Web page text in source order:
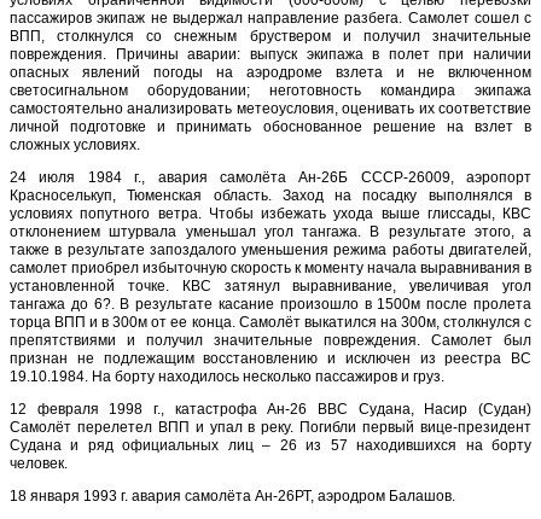
пассажиров экипаж не выдержал направление разбега. Самолет сошел с
ВПП, столкнулся со снежным бруствером и получил значительные
повреждения. Причины аварии: выпуск экипажа в полет при наличии
опасных явлений погоды на аэродроме взлета и не включенном
светосигнальном оборудовании; неготовность командира экипажа
самостоятельно анализировать метеоусловия, оценивать их соответствие
личной подготовке и принимать обоснованное решение на взлет в
сложных условиях.
24 июля 1984 г., авария самолёта Ан-26Б СССР-26009, аэропорт
Красноселькуп, Тюменская область. Заход на посадку выполнялся в
условиях попутного ветра. Чтобы избежать ухода выше глиссады, КВС
отклонением штурвала уменьшал угол тангажа. В результате этого, а
также в результате запоздалого уменьшения режима работы двигателей,
самолет приобрел избыточную скорость к моменту начала выравнивания в
установленной точке. КВС затянул выравнивание, увеличивая угол
тангажа до 6?. В результате касание произошло в 1500м после пролета
торца ВПП и в 300м от ее конца. Самолёт выкатился на 300м, столкнулся с
препятствиями и получил значительные повреждения. Самолет был
признан не подлежащим восстановлению и исключен из реестра ВС
19.10.1984. На борту находилось несколько пассажиров и груз.
12 февраля 1998 г., катастрофа Ан-26 ВВС Судана, Насир (Судан)
Самолёт перелетел ВПП и упал в реку. Погибли первый вице-президент
Судана и ряд официальных лиц – 26 из 57 находившихся на борту
человек.
18 января 1993 г. авария самолёта Ан-26РТ, аэродром Балашов.